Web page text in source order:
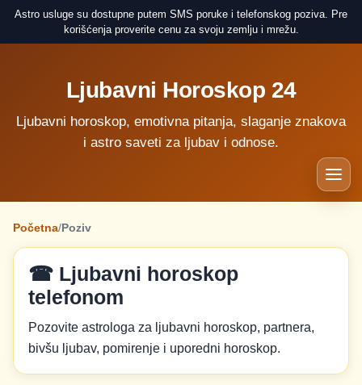
Astro usluge su dostupne putem SMS poruke i telefonskog poziva. Pre
korišćenja proverite cenu za svoju zemlju i mrežu.
Ljubavni Horoskop 24
Ljubavni horoskop, emotivna pitanja, slaganje znakova
i astro saveti za ljubav i odnose.
Početna/Poziv
☎ Ljubavni horoskop
telefonom
Pozovite astrologa za ljubavni horoskop, partnera,
bivšu ljubav, pomirenje i uporedni horoskop.